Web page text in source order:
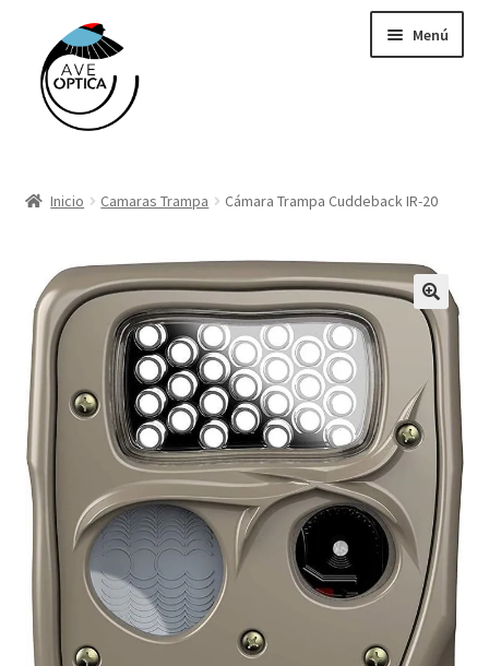
navegación
contenido
Menú
Grabadoras Wildlife Acoustics
GPS
Libros
Inicio Camaras Trampa Cámara Trampa Cuddeback IR-20